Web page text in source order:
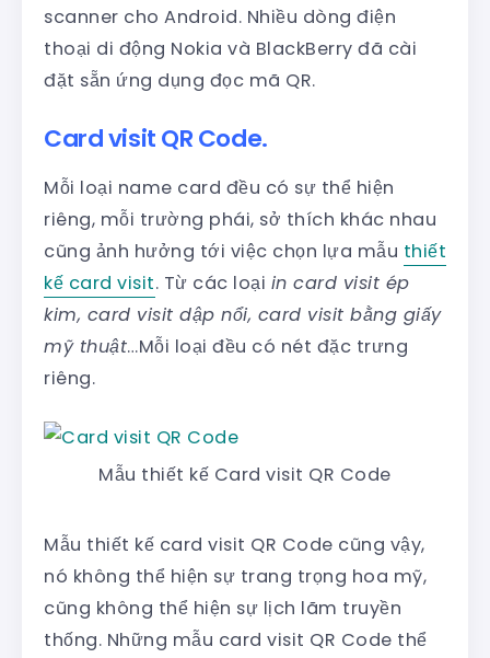
scanner cho Android. Nhiều dòng điện
thoại di động Nokia và BlackBerry đã cài
đặt sẵn ứng dụng đọc mã QR.
Card visit QR Code.
Mỗi loại name card đều có sự thể hiện
riêng, mỗi trường phái, sở thích khác nhau
cũng ảnh hưởng tới việc chọn lựa mẫu thiết
kế card visit. Từ các loại in card visit ép
kim, card visit dập nổi, card visit bằng giấy
mỹ thuật…Mỗi loại đều có nét đặc trưng
riêng.
Mẫu thiết kế Card visit QR Code
Mẫu thiết kế card visit QR Code cũng vậy,
nó không thể hiện sự trang trọng hoa mỹ,
cũng không thể hiện sự lịch lãm truyền
thống. Những mẫu card visit QR Code thể